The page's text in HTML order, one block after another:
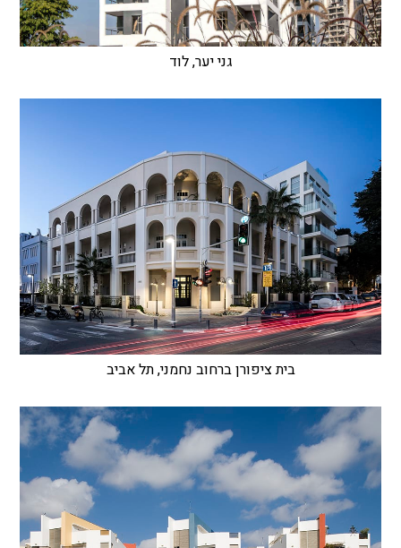
גני יער, לוד
בית ציפורן ברחוב נחמני, תל אביב